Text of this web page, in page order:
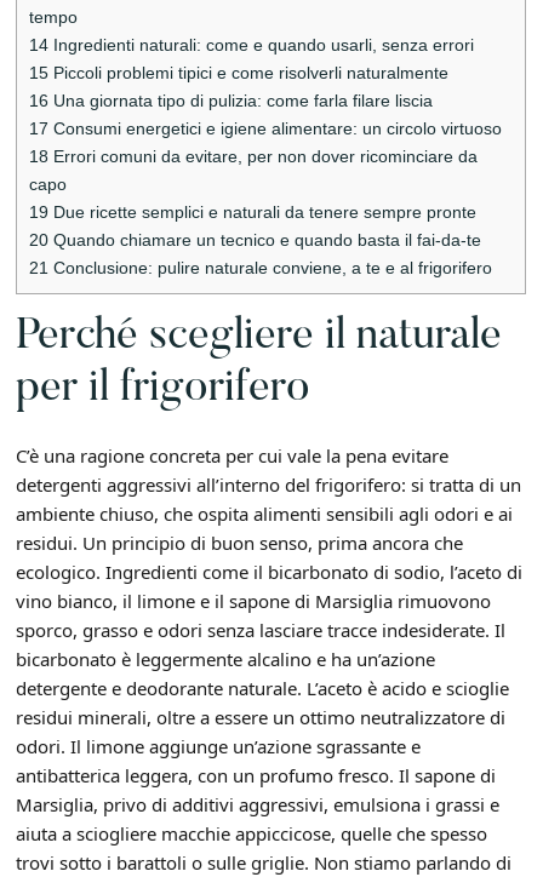
tempo
14 Ingredienti naturali: come e quando usarli, senza errori
15 Piccoli problemi tipici e come risolverli naturalmente
16 Una giornata tipo di pulizia: come farla filare liscia
17 Consumi energetici e igiene alimentare: un circolo virtuoso
18 Errori comuni da evitare, per non dover ricominciare da
capo
19 Due ricette semplici e naturali da tenere sempre pronte
20 Quando chiamare un tecnico e quando basta il fai-da-te
21 Conclusione: pulire naturale conviene, a te e al frigorifero
Perché scegliere il naturale
per il frigorifero
C’è una ragione concreta per cui vale la pena evitare
detergenti aggressivi all’interno del frigorifero: si tratta di un
ambiente chiuso, che ospita alimenti sensibili agli odori e ai
residui. Un principio di buon senso, prima ancora che
ecologico. Ingredienti come il bicarbonato di sodio, l’aceto di
vino bianco, il limone e il sapone di Marsiglia rimuovono
sporco, grasso e odori senza lasciare tracce indesiderate. Il
bicarbonato è leggermente alcalino e ha un’azione
detergente e deodorante naturale. L’aceto è acido e scioglie
residui minerali, oltre a essere un ottimo neutralizzatore di
odori. Il limone aggiunge un’azione sgrassante e
antibatterica leggera, con un profumo fresco. Il sapone di
Marsiglia, privo di additivi aggressivi, emulsiona i grassi e
aiuta a sciogliere macchie appiccicose, quelle che spesso
trovi sotto i barattoli o sulle griglie. Non stiamo parlando di